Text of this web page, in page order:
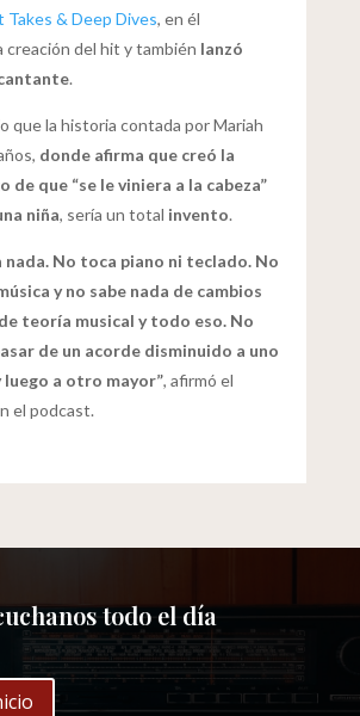
Takes & Deep Dives, en él
creación del hit y también lanzó
.
que la historia contada por Mariah
donde afirma que creó la
de que “se le viniera a la cabeza”
niña, sería un total invento.
nada. No toca piano ni teclado. No
y no sabe nada de cambios
teoría musical y todo eso. No
de un acorde disminuido a uno
luego a otro mayor”, afirmó el
el podcast.
todo el día